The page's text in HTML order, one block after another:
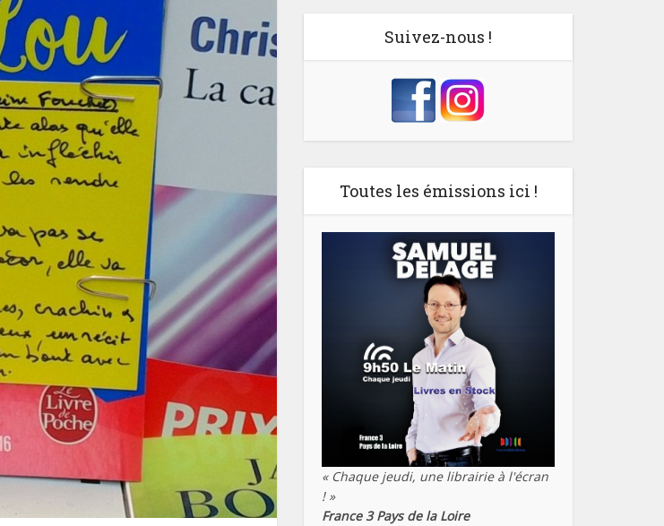
Suivez-nous !
Toutes les émissions ici !
« Chaque jeudi, une librairie à l'écran
! »
France 3 Pays de la Loire